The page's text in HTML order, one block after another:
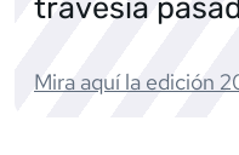
Mira aquí la edición